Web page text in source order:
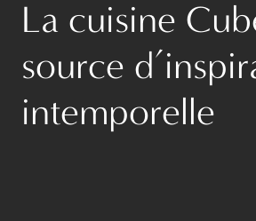
La cuisine
source
intemporelle